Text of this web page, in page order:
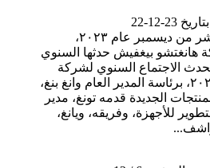
12-22
في الخامس عشر من ديسمبر عام ٢٠٢٣،
هانغتشو بيغفيش حدثها السنوي
الاجتماع السنوي لشركة
بيغفيش لعام ٢٠٢٣، برئاسة المدير العام وانغ بنغ،
الجديدة قدمه تونغ، مدير
للأجهزة، وفريقه، ويانغ،